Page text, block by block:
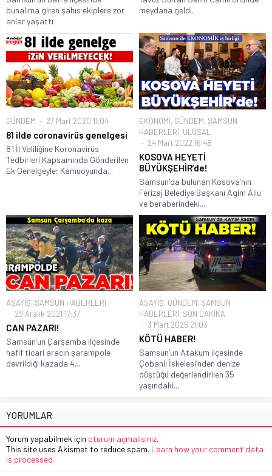
bunalıma giren şahıs ekiplere zor
anlar yaşattı
meydana geldi.
GÜNDEM 27 Mart 2020 11:04
81 ilde coronavirüs genelgesi
81 İl Valiliğine Koronavirüs
Tedbirleri Kapsamında Gönderilen
Ek Genelgeyle; Kamuoyunda...
EKONOMİ, GÜNDEM, SAMSUN
HABERLERİ, ULUSAL
24 Mart 2022 16:48
KOSOVA HEYETİ
BÜYÜKŞEHİR’de!
Samsun'da bulunan Kosova’nın
Ferizaj Belediye Başkanı Agim Aliu
ve beraberindeki...
ASAYİŞ, SAMSUN HABERLERİ
29 Aralık 2021 17:37
CAN PAZARI!
Samsun’un Çarşamba ilçesinde
hafif ticari aracın şarampole
devrildiği kazada 4...
ASAYİŞ, GÜNDEM, SAMSUN
HABERLERİ, SON DAKİKA
3 Mart 2026 21:03
KÖTÜ HABER!
Samsun’un Atakum ilçesinde
Çobanlı İskelesi’nden denize
düştüğü değerlendirilen 35
yaşındaki...
YORUMLAR
Yorum yapabilmek için oturum açmalısınız.
This site uses Akismet to reduce spam. Learn how your comment data
is processed.